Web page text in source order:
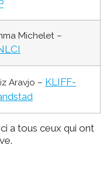
Michelet –
Aravjo – KLIFF-
a tous ceux qui ont